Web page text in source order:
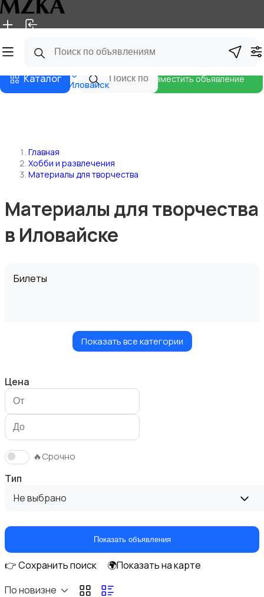
Главная Магазины
Каталог Иловайск
Разместить объявление
Главная
Хобби и развлечения
Материалы для творчества
Материалы для творчества
в Иловайске
Билеты
Игровые приставки
Игры для приставок и ПК
Показать все категории
Цена
🔥Срочно
Тип
Не выбрано
Показать объявления
👉 Сохранить поиск
🌍Показать на карте
По новизне